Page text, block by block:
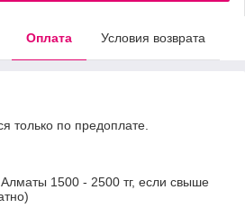
Оплата Условия возврата
только по предоплате.
Алматы 1500 - 2500 тг, если свыше